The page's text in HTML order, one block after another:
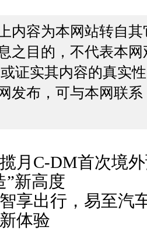
内容为本网站转自
之目的，不代表本
证实其内容的真实
发布，可与本网联
揽月C-DM首次境
”新高度
智享出行，易至汽
体验